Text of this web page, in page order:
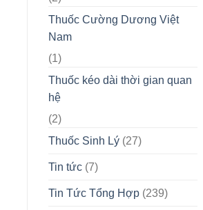
Thuốc Cường Dương Việt
Nam
(1)
Thuốc kéo dài thời gian quan
hệ
(2)
Thuốc Sinh Lý(27)
Tin tức(7)
Tin Tức Tổng Hợp(239)